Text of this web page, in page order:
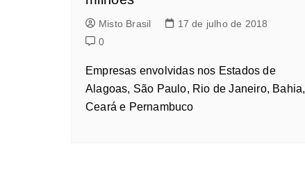
Misto Brasil
17 de julho de 2018
0
Empresas envolvidas nos Estados de
Alagoas, São Paulo, Rio de Janeiro, Bahia,
Ceará e Pernambuco